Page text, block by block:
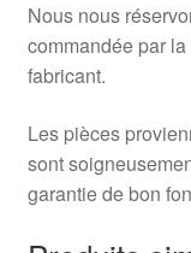
Nous nous
commandée par
fabricant.
Les pièces
sont
garantie de bon